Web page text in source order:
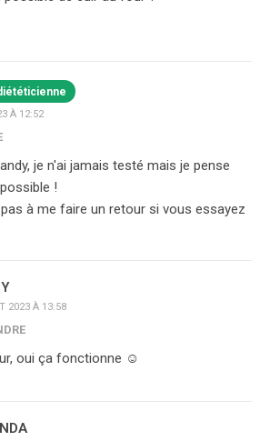
À 12:52
je n'ai jamais testé mais je pense
!
à me faire un retour si vous essayez
2023 À 13:58
oui ça fonctionne ☺️